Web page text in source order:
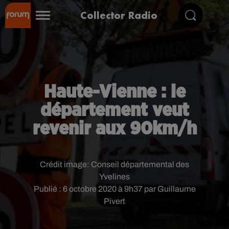
Collector Radio
Haute-Vienne : le
département veut
revenir aux 90km/h
Publié : 6 octobre 2020 à 9h37 par Guillaume
Pivert
Crédit image: Conseil départemental des
Yvelines